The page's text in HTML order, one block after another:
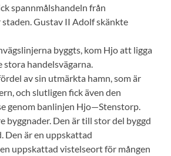
spannmålshandeln från
Gustav II Adolf skänkte
byggts, kom Hjo att ligga
stora handelsvägarna.
av sin utmärkta hamn, som är
och slutligen fick även den
genom banlinjen Hjo—Stenstorp.
byggnader. Den är till stor del byggd
Den är en uppskattad
uppskattad vistelseort för mången